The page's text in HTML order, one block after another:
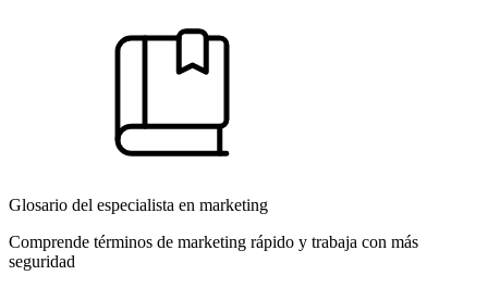
Glosario del especialista en marketing
Comprende términos de marketing rápido y trabaja con más
seguridad